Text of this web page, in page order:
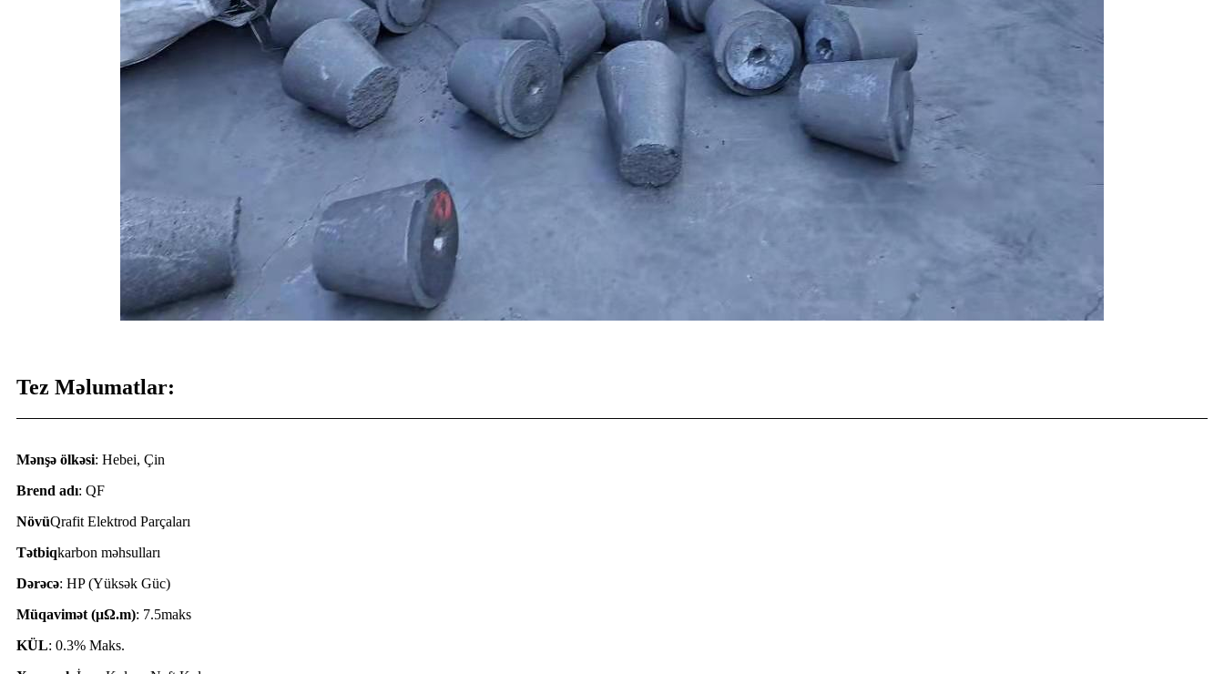
Tez Məlumatlar:
Mənşə ölkəsi: Hebei, Çin
Brend adı: QF
NövüQrafit Elektrod Parçaları
Tətbiqkarbon məhsulları
Dərəcə: HP (Yüksək Güc)
Müqavimət (μΩ.m): 7.5maks
KÜL: 0.3% Maks.